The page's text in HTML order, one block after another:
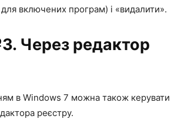
для включених програм) і «видалити».
Через редактор
в Windows 7 можна також керувати
реєстру.